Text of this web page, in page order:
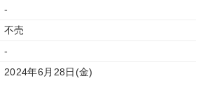
-
不売
-
2024年6月28日(金)